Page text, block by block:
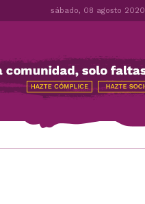
sábado, 08 agosto 2020